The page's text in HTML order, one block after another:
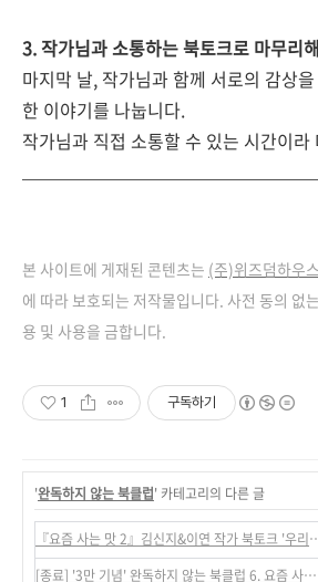
3. 작가님과 소통하는 북토크로 마무리
마지막 날, 작가님과 함께 서로의 감상
한 이야기를 나눕니다.
작가님과 직접 소통할 수 있는 시간이
본 사이트에 게재된 콘텐츠는 (주)위즈덤하우스
에 따라 보호되는 저작물입니다. 사전 동의 없
용 및 사용을 금합니다.
1 구독하기
'완독하지 않는 북클럽' 카테고리의 다른 글
『요즘 사는 맛 2』김신지&
[종료] '3만 기념' 완독하지 않는 북클럽 6. 요즘 사는 맛 ② 북토크